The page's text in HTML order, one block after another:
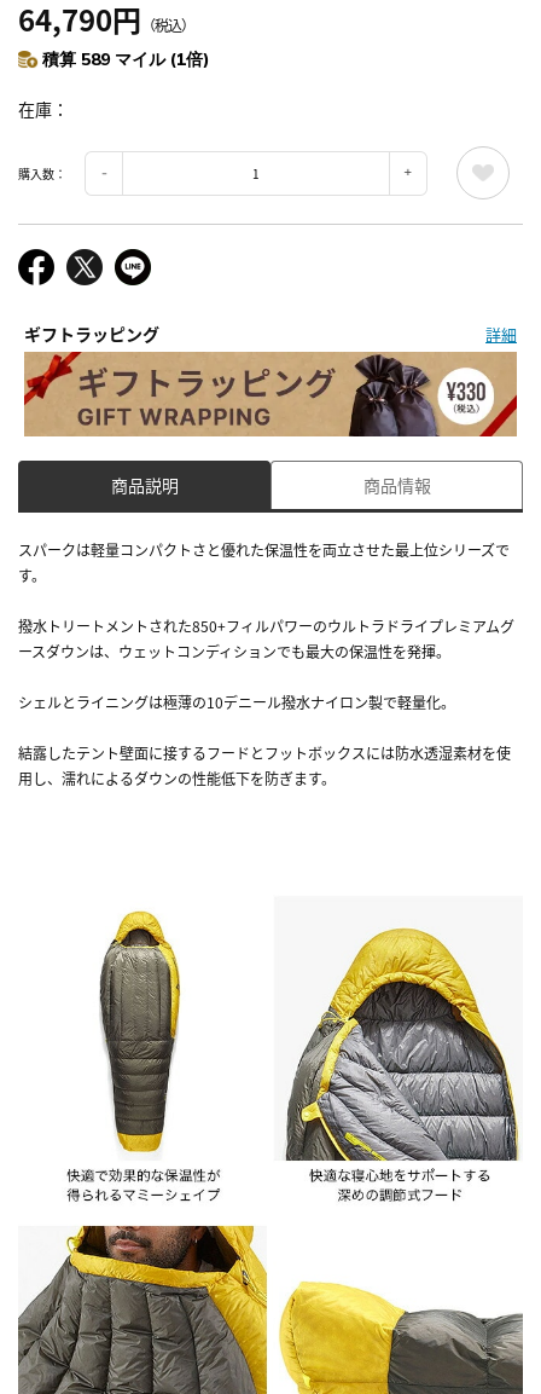
64,790円 （税込）
積算 589 マイル (1倍)
在庫
購入数：
ギフトラッピング 詳細
商品説明 商品情報
スパークは軽量コンパクトさと優れた保温性を両立させた最上位シリーズで
す。
撥水トリートメントされた850+フィルパワーのウルトラドライプレミアムグ
ースダウンは、ウェットコンディションでも最大の保温性を発揮。
シェルとライニングは極薄の10デニール撥水ナイロン製で軽量化。
結露したテント壁面に接するフードとフットボックスには防水透湿素材を使
用し、濡れによるダウンの性能低下を防ぎます。